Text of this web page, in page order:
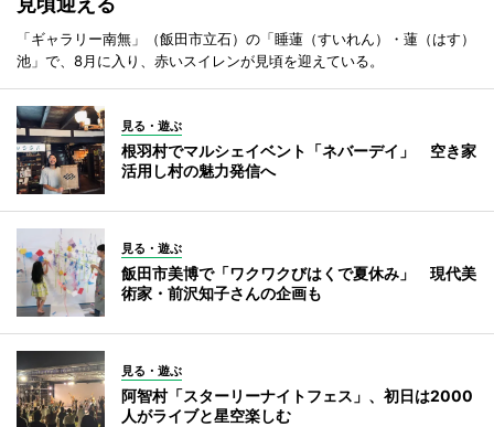
「ギャラリー南無」（飯田市立石）の「睡蓮（すいれん）・蓮（はす）
池」で、8月に入り、赤いスイレンが見頃を迎えている。
見る・遊ぶ
根羽村でマルシェイベント「ネバーデイ」 空き家
活用し村の魅力発信へ
見る・遊ぶ
飯田市美博で「ワクワクびはくで夏休み」 現代美
術家・前沢知子さんの企画も
見る・遊ぶ
阿智村「スターリーナイトフェス」、初日は2000
人がライブと星空楽しむ